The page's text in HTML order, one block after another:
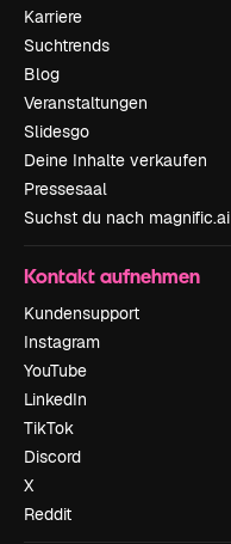
Karriere
Suchtrends
Blog
Veranstaltungen
Slidesgo
Deine Inhalte verkaufen
Pressesaal
Suchst du nach magnific.ai
Kontakt aufnehmen
Kundensupport
Instagram
YouTube
LinkedIn
TikTok
Discord
X
Reddit